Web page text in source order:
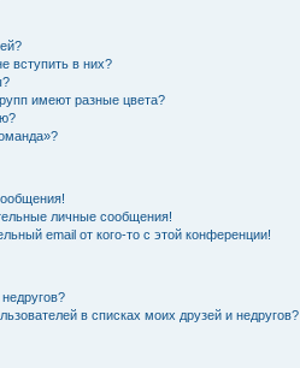
вступить в них?
имеют разные цвета?
личные сообщения!
email от кого-то с этой конференции!
в списках моих друзей и недругов?